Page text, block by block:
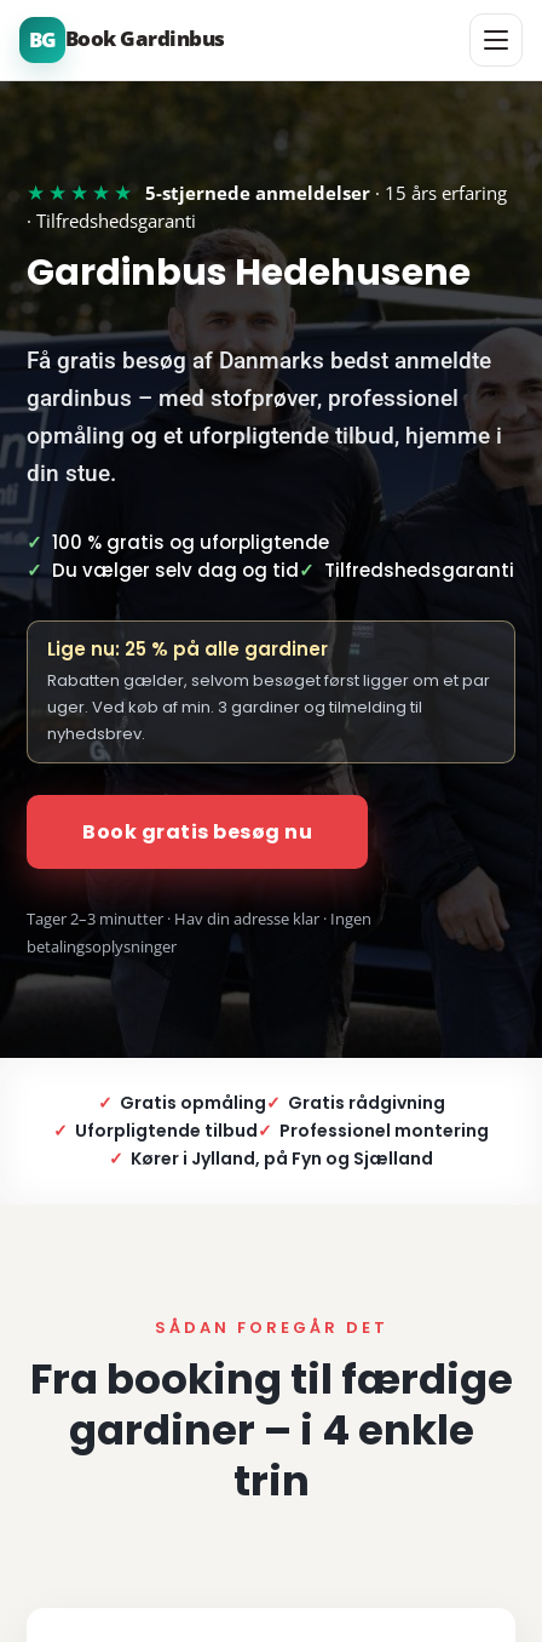
BG Book Gardinbus
★★★★★ 5-stjernede anmeldelser · 15 års erfaring
· Tilfredshedsgaranti
Gardinbus Hedehusene
Få gratis besøg af Danmarks bedst anmeldte
gardinbus – med stofprøver, professionel
opmåling og et uforpligtende tilbud, hjemme i
din stue.
✓ 100 % gratis og uforpligtende
✓ Du vælger selv dag og tid✓ Tilfredshedsgaranti
Lige nu: 25 % på alle gardiner
Rabatten gælder, selvom besøget først ligger om et par
uger. Ved køb af min. 3 gardiner og tilmelding til
nyhedsbrev.
Book gratis besøg nu
Tager 2–3 minutter · Hav din adresse klar · Ingen
betalingsoplysninger
✓ Gratis opmåling✓ Gratis rådgivning
✓ Uforpligtende tilbud✓ Professionel montering
✓ Kører i Jylland, på Fyn og Sjælland
SÅDAN FOREGÅR DET
Fra booking til færdige
gardiner – i 4 enkle
trin